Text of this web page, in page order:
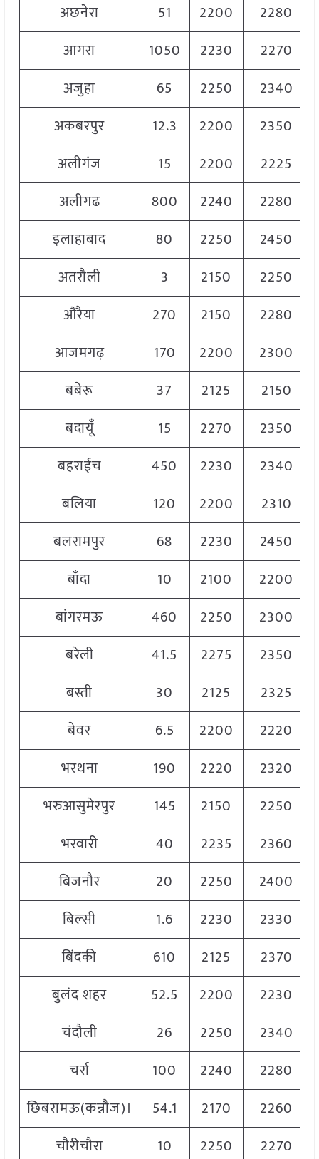
अछनेरा
51 2200 2280
आगरा
1050 2230 2270
अजुहा
65 2250 2340
अकबरपुर
12.3 2200 2350
अलीगंज
15 2200 2225
अलीगढ
800 2240 2280
इलाहाबाद
80 2250 2450
अतरौली
3 2150 2250
औरैया
270 2150 2280
आजमगढ़
170 2200 2300
बबेरू
37 2125
2150
बदायूँ
15 2270 2350
बहराईच
450 2230 2340
बलिया
120 2200 2310
बलरामपुर
68 2230 2450
बाँदा
10 2100 2200
बांगरमऊ
460 2250 2300
बरेली
41.5 2275 2350
बस्ती
30 2125 2325
बेवर
6.5 2200
2220
भरथना
190 2220 2320
भरुआसुमेरपुर
145 2150 2250
भरवारी
40 2235 2360
बिजनौर
20 2250 2400
बिल्सी
1.6 2230 2330
बिंदकी
610 2125 2370
बुलंद शहर
52.5 2200
2230
चंदौली
26 2250 2340
चर्रा
100 2240 2280
छिबरामऊ(कन्नौज)।
54.1 2170 2260
चौरीचौरा
10 2250 2270